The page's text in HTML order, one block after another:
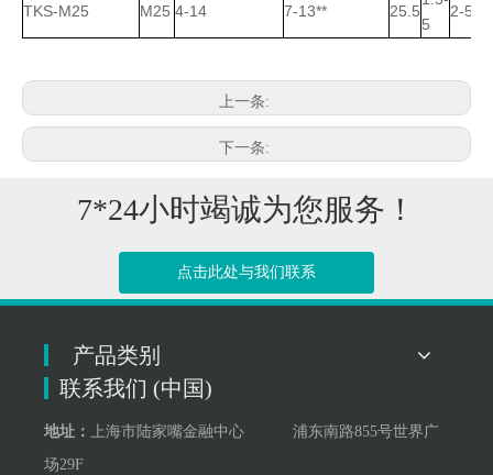
TKS-M25 M25 4-14 7-13** 25.5
5
2-5
上一条:
下一条:
7*24小时竭诚为您服务！
点击此处与我们联系
产品类别
联系我们 (中国)
地址：
上海市陆家嘴金融中心 浦东南路855号世界广
场29F